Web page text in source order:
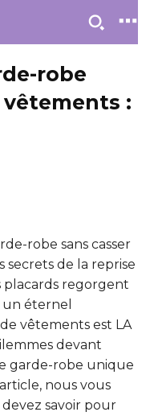
robe
:
robe sans casser
secrets de la reprise
placards regorgent
éternel
vêtements est LA
devant
garde-robe unique
nous vous
savoir pour